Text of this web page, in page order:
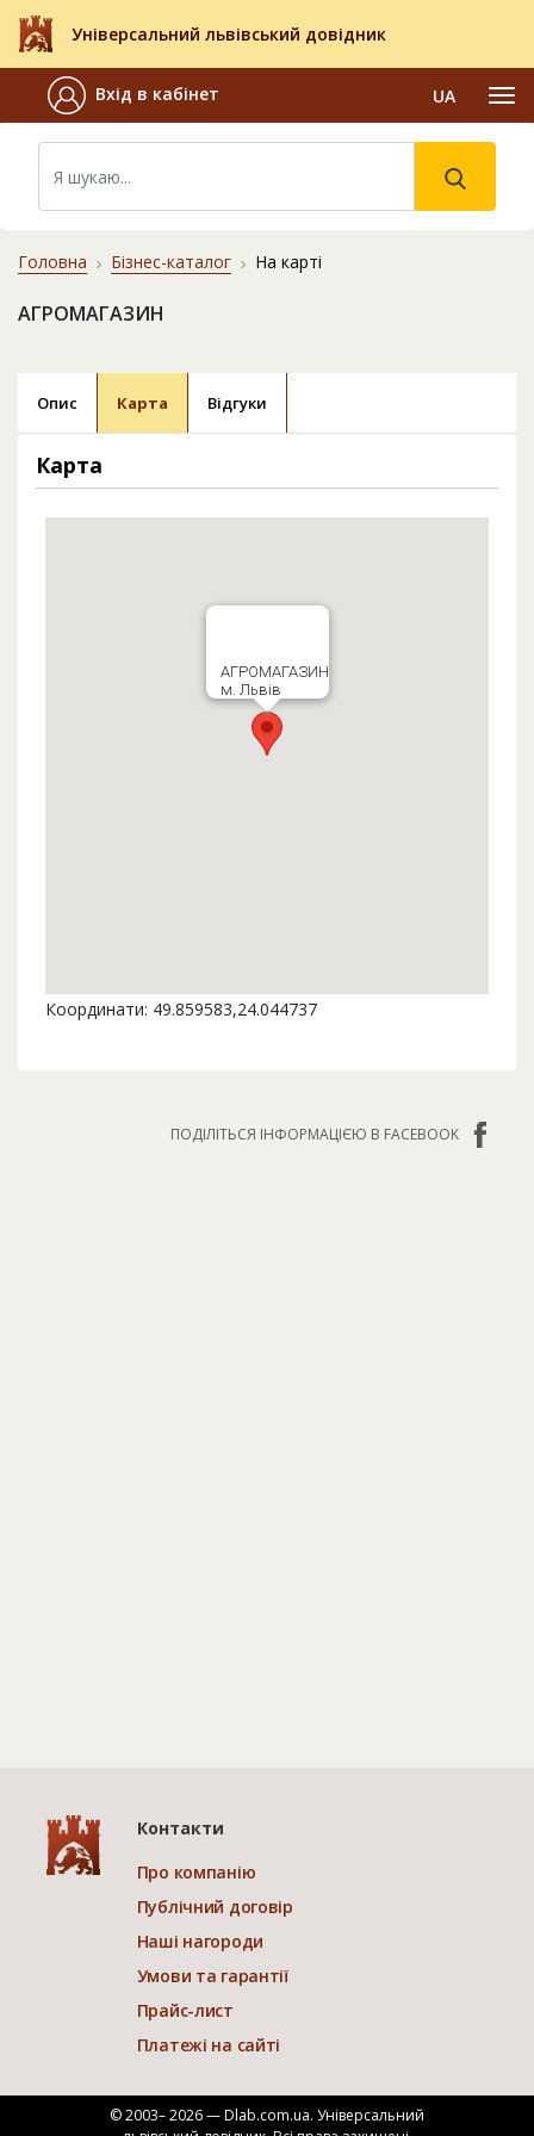
Універсальний львівський довідник
Вхід в кабінет UA
Головна Бізнес-каталог На карті
АГРОМАГАЗИН
Опис Карта Відгуки
Карта
АГРОМАГАЗИН
м. Львів
Координати: 49.859583,24.044737
ПОДІЛІТЬСЯ ІНФОРМАЦІЄЮ В FACEBOOK
Контакти
Про компанію
Публічний договір
Наші нагороди
Умови та гарантії
Прайс-лист
Платежі на сайті
© 2003– 2026 — Dlab.com.ua. Універсальний